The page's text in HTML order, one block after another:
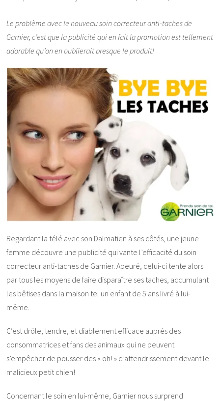
Le problème avec le nouveau soin correcteur anti-taches de
Garnier, c’est que la publicité qui en fait la promotion est tellement
adorable qu’on en oublierait presque le produit!
Regardant la télé avec son Dalmatien à ses côtés, une jeune
femme découvre une publicité qui vante l’efficacité du soin
correcteur anti-taches de Garnier. Apeuré, celui-ci tente alors
par tous les moyens de faire disparaître ses taches, accumulant
les bêtises dans la maison tel un enfant de 5 ans livré à lui-
même.
C’est drôle, tendre, et diablement efficace auprès des
consommatrices et fans des animaux qui ne peuvent
s’empêcher de pousser des « oh! » d’attendrissement devant le
malicieux petit chien!
Concernant le soin en lui-même, Garnier nous surprend